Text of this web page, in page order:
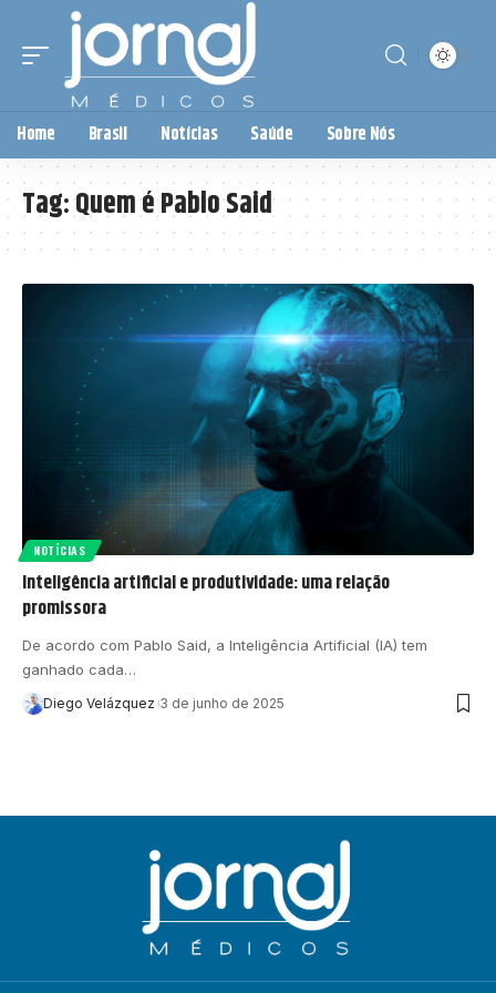
Home Brasil Notícias Saúde Sobre Nós
Tag:Quem é Pablo Said
NOTÍCIAS
Inteligência artificial e produtividade: uma relação
promissora
De acordo com Pablo Said, a Inteligência Artificial (IA) tem
ganhado cada…
Diego Velázquez 3 de junho de 2025